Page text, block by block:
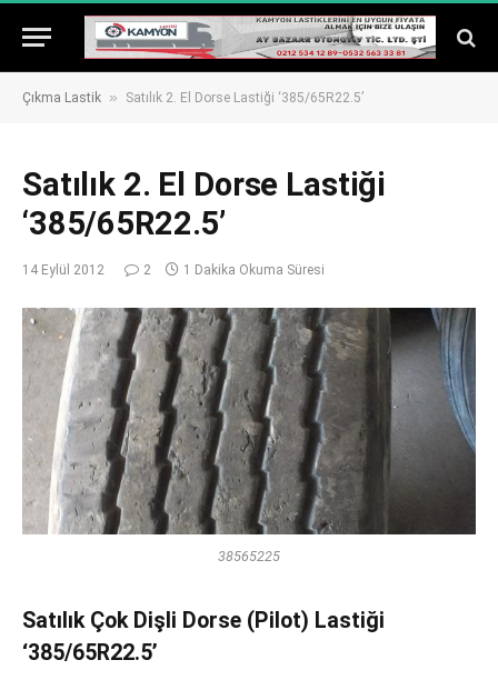
Çıkma Lastik » Satılık 2. El Dorse Lastiği ‘385/65R22.5’
Satılık 2. El Dorse Lastiği
‘385/65R22.5’
14 Eylül 2012 2 1 Dakika Okuma Süresi
38565225
Satılık Çok Dişli Dorse (Pilot) Lastiği
‘385/65R22.5’